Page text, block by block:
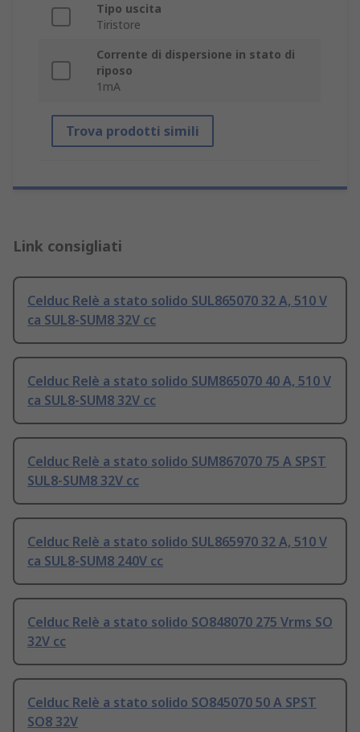
Tipo uscita
Tiristore
Corrente di dispersione in stato di
riposo
1mA
Trova prodotti simili
Link consigliati
Celduc Relè a stato solido SUL865070 32 A, 510 V
ca SUL8-SUM8 32V cc
Celduc Relè a stato solido SUM865070 40 A, 510 V
ca SUL8-SUM8 32V cc
Celduc Relè a stato solido SUM867070 75 A SPST
SUL8-SUM8 32V cc
Celduc Relè a stato solido SUL865970 32 A, 510 V
ca SUL8-SUM8 240V cc
Celduc Relè a stato solido SO848070 275 Vrms SO
32V cc
Celduc Relè a stato solido SO845070 50 A SPST
SO8 32V